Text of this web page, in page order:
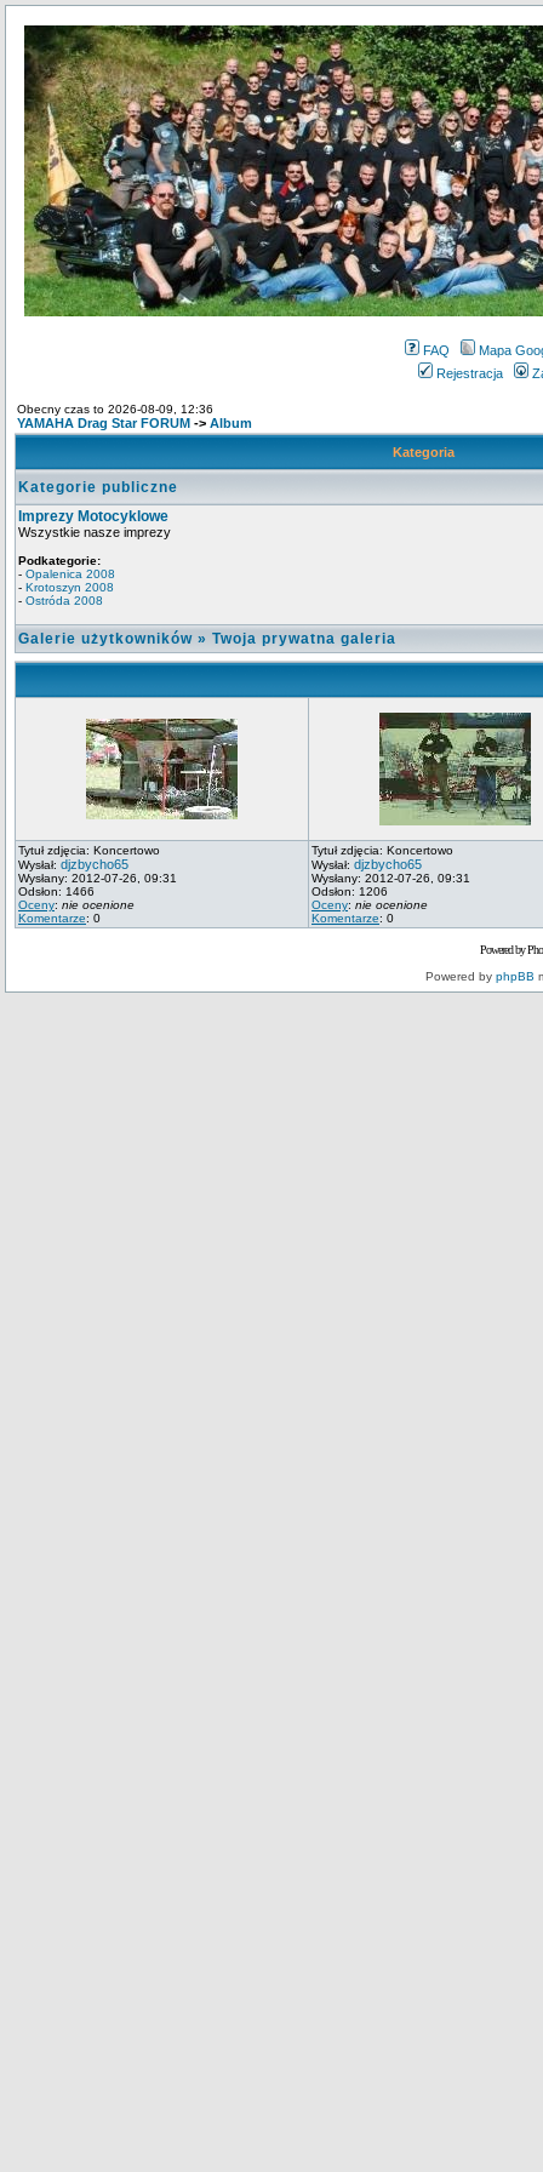
FAQ
Mapa
Rejestracja
Obecny czas to 2026-08-09, 12:36
YAMAHA Drag Star FORUM -> Album
Kategoria
Kategorie publiczne
Imprezy Motocyklowe
Wszystkie nasze imprezy
Podkategorie:
- Opalenica 2008
- Krotoszyn 2008
- Ostróda 2008
Galerie użytkowników » Twoja prywatna galeria
Tytuł zdjęcia: Koncertowo
Wysłał: djzbycho65
Wysłany: 2012-07-26, 09:31
Odsłon: 1466
Oceny: nie ocenione
Komentarze: 0
Tytuł zdjęcia: Koncertowo
Wysłał: djzbycho65
Wysłany: 2012-07-26, 09:31
Odsłon: 1206
Oceny: nie ocenione
Komentarze: 0
Powered by
Powered by phpBB